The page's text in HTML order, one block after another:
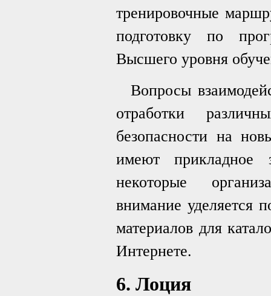
тренировочные
подготовку по
Высшего уровня
Вопросы
отработки
безопасности на
имеют
некоторые
внимание уделяется
материалов для
Интернете.
6. Лоция